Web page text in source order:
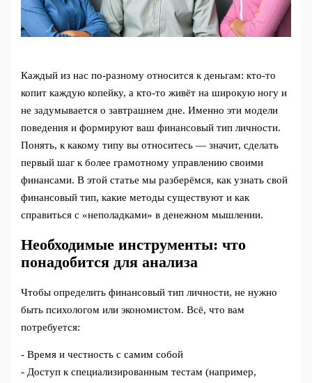
Каждый из нас по-разному относится к деньгам: кто-то
копит каждую копейку, а кто-то живёт на широкую ногу и
не задумывается о завтрашнем дне. Именно эти модели
поведения и формируют ваш финансовый тип личности.
Понять, к какому типу вы относитесь — значит, сделать
первый шаг к более грамотному управлению своими
финансами. В этой статье мы разберёмся, как узнать свой
финансовый тип, какие методы существуют и как
справиться с «неполадками» в денежном мышлении.
Необходимые инструменты: что
понадобится для анализа
Чтобы определить финансовый тип личности, не нужно
быть психологом или экономистом. Всё, что вам
потребуется:
- Время и честность с самим собой
- Доступ к специализированным тестам (например,